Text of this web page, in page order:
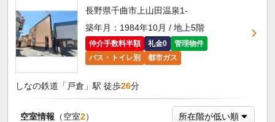
長野県千曲市上山田温泉1-
築年月：1984年10月 / 地上5階
仲介手数料半額 礼金0
管理物件
バス・トイレ別
都市ガス
しなの鉄道「戸倉」駅 徒歩26分
空室情報 （空室2）